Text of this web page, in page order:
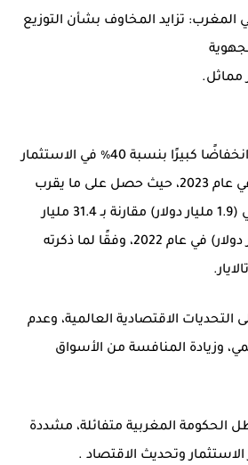
مماثل.
الدوحة - شهد المغرب انخفاضًا كبيرًا بنسبة 40٪ في الاستثمار
الأجنبي المباشر (FDI) في عام 2023، حيث حصل على ما يقرب
من 19 مليار درهم مغربي (1.9 مليار دولار) مقارنة بـ 31.4 مليار
وفقًا لما ذكرته
التحديات الاقتصادية العالمية، وعدم
وزيادة المنافسة من الأسواق
الحكومة المغربية متفائلة، مشددة
وتحديث الاقتصاد .